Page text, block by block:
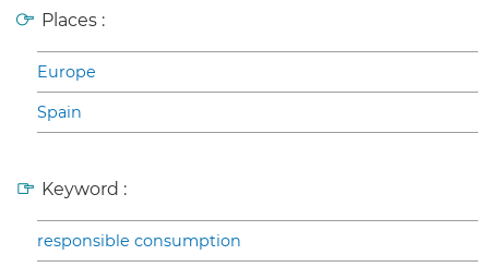
Places :
Europe
Spain
Keyword :
responsible consumption